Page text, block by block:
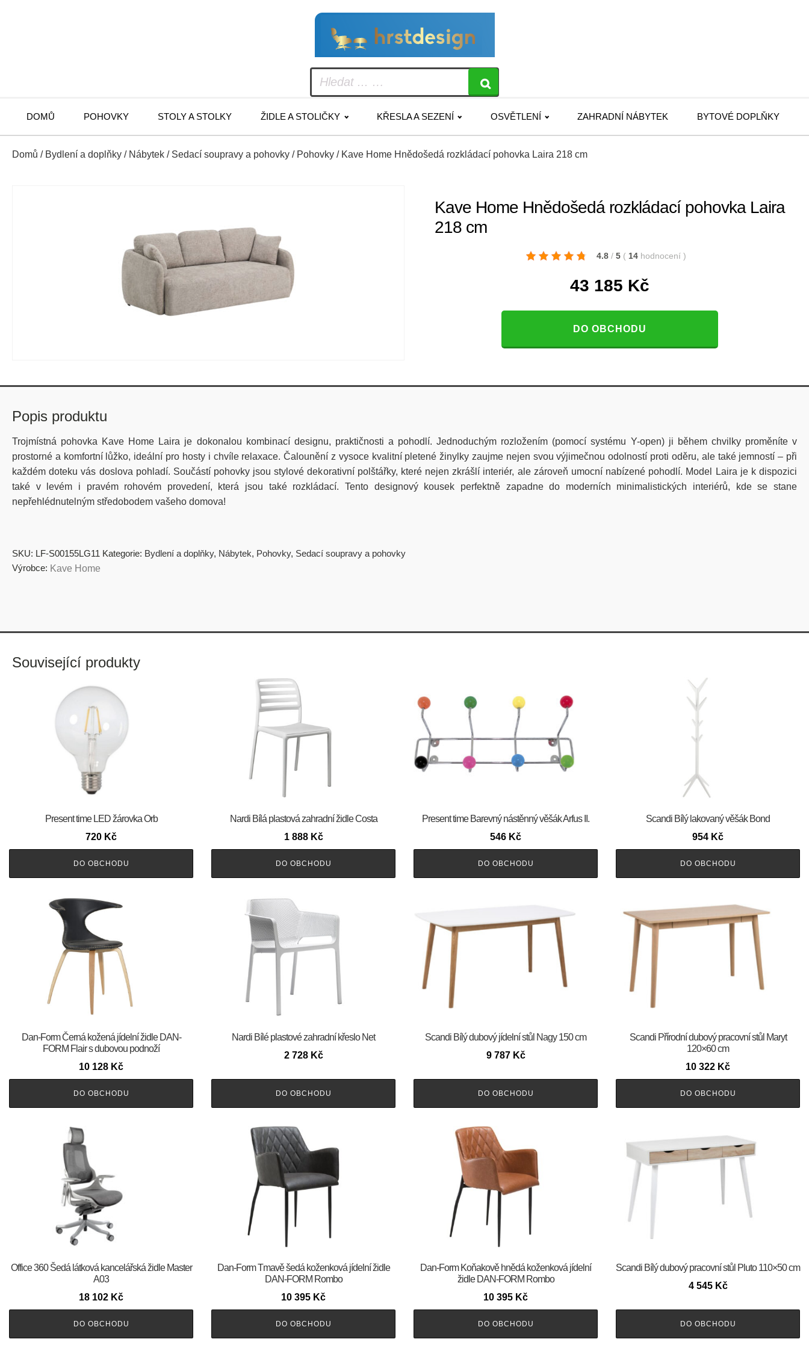
DOMŮ POHOVKY STOLY A STOLKY ŽIDLE A STOLIČKY KŘESLA A SEZENÍ OSVĚTLENÍ ZAHRADNÍ NÁBYTEK BYTOVÉ DOPLŇKY
Domů / Bydlení a doplňky / Nábytek / Sedací soupravy a pohovky / Pohovky / Kave Home Hnědošedá rozkládací pohovka Laira 218 cm
Kave Home Hnědošedá rozkládací pohovka Laira
218 cm
4.8 / 5 ( 14 hodnocení )
43 185 Kč
DO OBCHODU
Popis produktu
Trojmístná pohovka Kave Home Laira je dokonalou kombinací designu, praktičnosti a pohodlí. Jednoduchým rozložením (pomocí systému Y-open) ji během chvilky proměníte v
prostorné a komfortní lůžko, ideální pro hosty i chvíle relaxace. Čalounění z vysoce kvalitní pletené žinylky zaujme nejen svou výjimečnou odolností proti oděru, ale také jemností – při
každém doteku vás doslova pohladí. Součástí pohovky jsou stylové dekorativní polštářky, které nejen zkrášlí interiér, ale zároveň umocní nabízené pohodlí. Model Laira je k dispozici
také v levém i pravém rohovém provedení, která jsou také rozkládací. Tento designový kousek perfektně zapadne do moderních minimalistických interiérů, kde se stane
nepřehlédnutelným středobodem vašeho domova!
SKU: LF-S00155LG11 Kategorie: Bydlení a doplňky, Nábytek, Pohovky, Sedací soupravy a pohovky
Výrobce: Kave Home
Související produkty
Present time LED žárovka Orb
720 Kč
DO OBCHODU
Nardi Bílá plastová zahradní židle Costa
1 888 Kč
DO OBCHODU
Present time Barevný nástěnný věšák Arfus II.
546 Kč
DO OBCHODU
Scandi Bílý lakovaný věšák Bond
954 Kč
DO OBCHODU
​​​​​Dan-Form Černá kožená jídelní židle DAN-
FORM Flair s dubovou podnoží
10 128 Kč
DO OBCHODU
Nardi Bílé plastové zahradní křeslo Net
2 728 Kč
DO OBCHODU
Scandi Bílý dubový jídelní stůl Nagy 150 cm
9 787 Kč
DO OBCHODU
Scandi Přírodní dubový pracovní stůl Maryt
120×60 cm
10 322 Kč
DO OBCHODU
Office 360 Šedá látková kancelářská židle Master
A03
18 102 Kč
DO OBCHODU
​​​​​Dan-Form Tmavě šedá koženková jídelní židle
DAN-FORM Rombo
10 395 Kč
DO OBCHODU
​​​​​Dan-Form Koňakově hnědá koženková jídelní
židle DAN-FORM Rombo
10 395 Kč
DO OBCHODU
Scandi Bílý dubový pracovní stůl Pluto 110×50 cm
4 545 Kč
DO OBCHODU